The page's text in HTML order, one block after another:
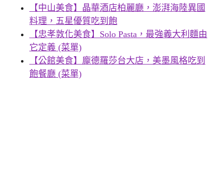
【中山美食】晶華酒店柏麗廳，澎湃海陸異國
料理，五星優質吃到飽
【忠孝敦化美食】Solo Pasta，最強義大利麵由
它定義 (菜單)
【公館美食】龐德羅莎台大店，美墨風格吃到
飽餐廳 (菜單)